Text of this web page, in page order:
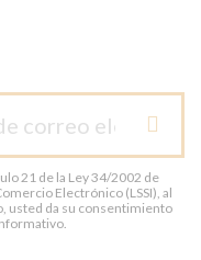
21 de la Ley 34/2002 de
Electrónico (LSSI), al
usted da su consentimiento